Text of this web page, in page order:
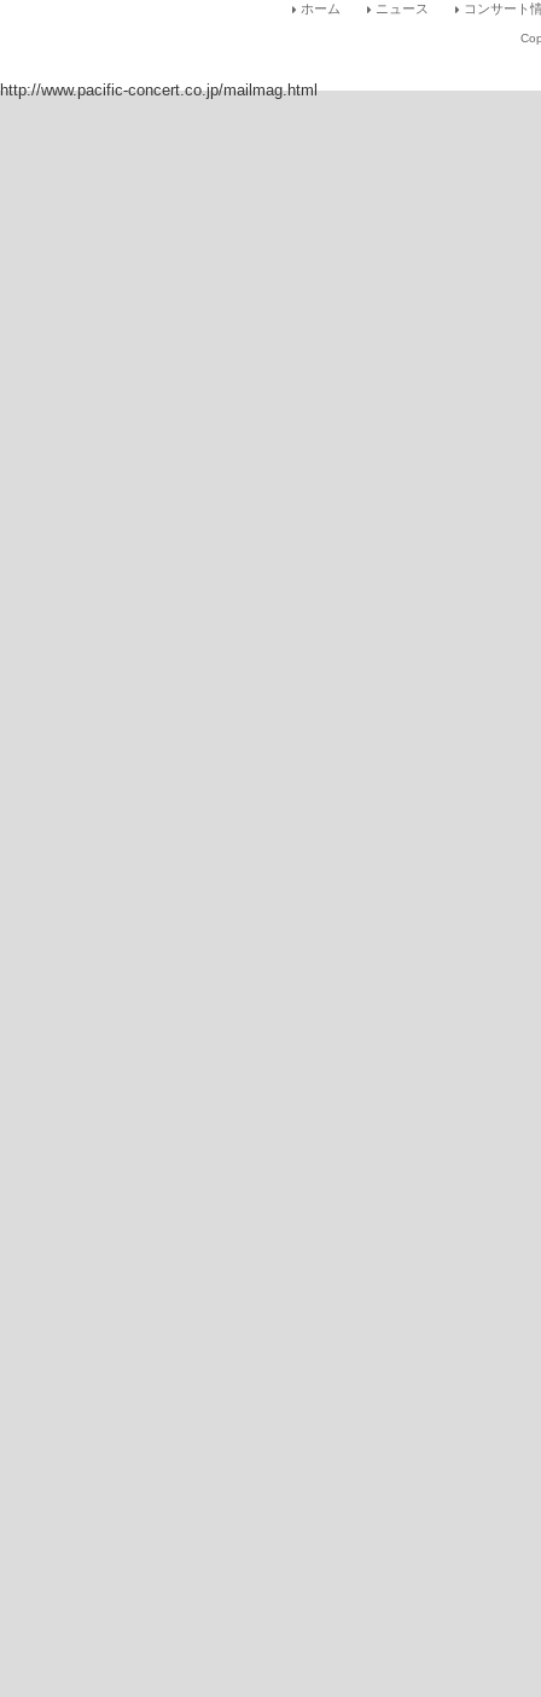
ホーム ニュース コンサート
http://www.pacific-concert.co.jp/mailmag.html